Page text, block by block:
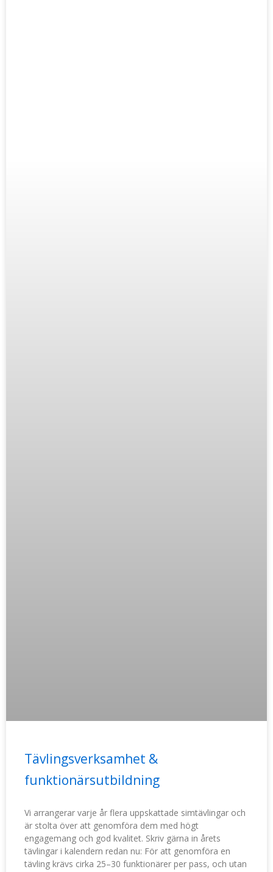
Tävlingsverksamhet &
funktionärsutbildning
Vi arrangerar varje år flera uppskattade simtävlingar och
är stolta över att genomföra dem med högt
engagemang och god kvalitet. Skriv gärna in årets
tävlingar i kalendern redan nu: För att genomföra en
tävling krävs cirka 25–30 funktionärer per pass, och utan